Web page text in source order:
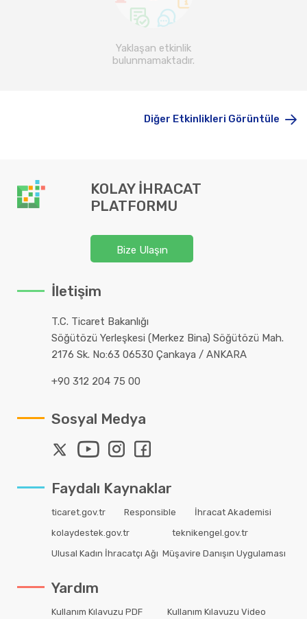
Yaklaşan etkinlik
bulunmamaktadır.
Diğer Etkinlikleri Görüntüle
KOLAY İHRACAT
PLATFORMU
Bize Ulaşın
İletişim
T.C. Ticaret Bakanlığı
Söğütözü Yerleşkesi (Merkez Bina) Söğütözü Mah.
2176 Sk. No:63 06530 Çankaya / ANKARA
+90 312 204 75 00
Sosyal Medya
Faydalı Kaynaklar
ticaret.gov.tr Responsible
İhracat Akademisi
kolaydestek.gov.tr
teknikengel.gov.tr
Ulusal Kadın İhracatçı Ağı Müşavire Danışın Uygulaması
Yardım
Kullanım Kılavuzu PDF Kullanım Kılavuzu Video